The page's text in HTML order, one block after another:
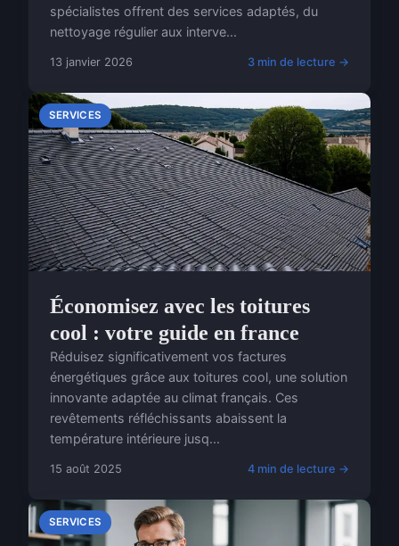
spécialistes offrent des services adaptés, du
nettoyage régulier aux interve...
13 janvier 2026 3 min de lecture →
SERVICES
Économisez avec les toitures
cool : votre guide en france
Réduisez significativement vos factures
énergétiques grâce aux toitures cool, une solution
innovante adaptée au climat français. Ces
revêtements réfléchissants abaissent la
température intérieure jusq...
15 août 2025 4 min de lecture →
SERVICES